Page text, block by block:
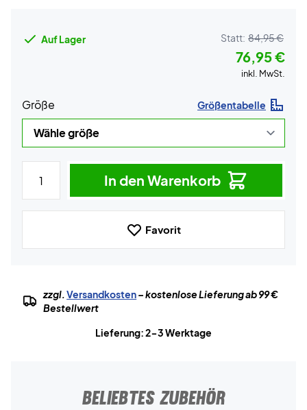
Auf Lager Statt: 84,95 €
76,95 €
inkl. MwSt.
Größe Größentabelle
In den Warenkorb
Favorit
zzgl.Versandkosten– kostenlose Lieferung ab 99 €
Bestellwert
Lieferung: 2-3 Werktage
BELIEBTES ZUBEHÖR